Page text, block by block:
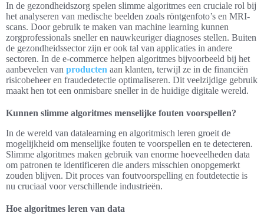
In de gezondheidszorg spelen slimme algoritmes een cruciale rol bij
het analyseren van medische beelden zoals röntgenfoto’s en MRI-
scans. Door gebruik te maken van machine learning kunnen
zorgprofessionals sneller en nauwkeuriger diagnoses stellen. Buiten
de gezondheidssector zijn er ook tal van applicaties in andere
sectoren. In de e-commerce helpen algoritmes bijvoorbeeld bij het
aanbevelen van producten aan klanten, terwijl ze in de financiën
risicobeheer en fraudedetectie optimaliseren. Dit veelzijdige gebruik
maakt hen tot een onmisbare sneller in de huidige digitale wereld.
Kunnen slimme algoritmes menselijke fouten voorspellen?
In de wereld van datalearning en algoritmisch leren groeit de
mogelijkheid om menselijke fouten te voorspellen en te detecteren.
Slimme algoritmes maken gebruik van enorme hoeveelheden data
om patronen te identificeren die anders misschien onopgemerkt
zouden blijven. Dit proces van foutvoorspelling en foutdetectie is
nu cruciaal voor verschillende industrieën.
Hoe algoritmes leren van data